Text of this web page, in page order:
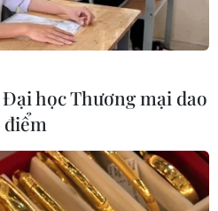
Mỹ.
NGHE
học Thương mại dao
điểm